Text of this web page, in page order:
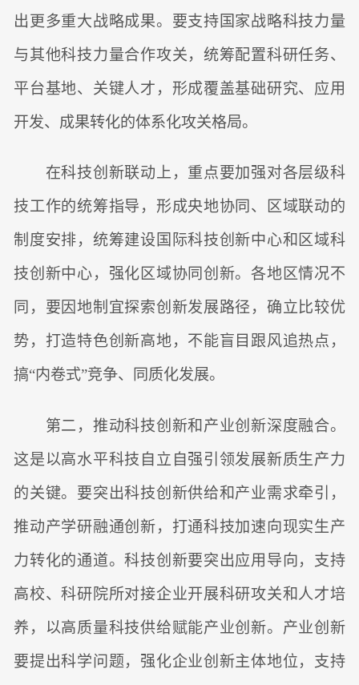
出更多重大战略成果。要支持国家战略科技力量
与其他科技力量合作攻关，统筹配置科研任务、
平台基地、关键人才，形成覆盖基础研究、应用
开发、成果转化的体系化攻关格局。
在科技创新联动上，重点要加强对各层级科
技工作的统筹指导，形成央地协同、区域联动的
制度安排，统筹建设国际科技创新中心和区域科
技创新中心，强化区域协同创新。各地区情况不
同，要因地制宜探索创新发展路径，确立比较优
势，打造特色创新高地，不能盲目跟风追热点，
搞“内卷式”竞争、同质化发展。
第二，推动科技创新和产业创新深度融合。
这是以高水平科技自立自强引领发展新质生产力
的关键。要突出科技创新供给和产业需求牵引，
推动产学研融通创新，打通科技加速向现实生产
力转化的通道。科技创新要突出应用导向，支持
高校、科研院所对接企业开展科研攻关和人才培
养，以高质量科技供给赋能产业创新。产业创新
要提出科学问题，强化企业创新主体地位，支持